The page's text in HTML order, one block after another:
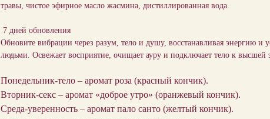
травы, чистое эфирное масло жасмина, дистиллированная вода.
7 дней обновления
Обновите вибрации через разум, тело и душу, восстанавливая энергию и
людьми. Освежает восприятие, очищает ауру и подключает тело к высшей
Понедельник-тело – аромат роза (красный кончик).
Вторник-секс – аромат «доброе утро» (оранжевый кончик).
Среда-уверенность – аромат пало санто (желтый кончик).